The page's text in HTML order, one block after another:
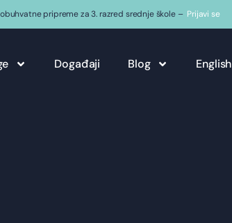
pripreme za 3. razred srednje škole – Prijavi se
Događaji Blog English